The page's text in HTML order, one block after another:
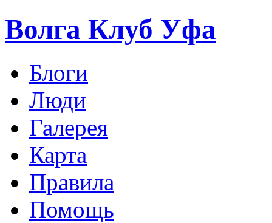
Волга Клуб Уфа
Блоги
Люди
Галерея
Карта
Правила
Помощь